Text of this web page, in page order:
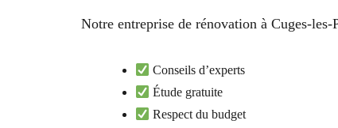
Notre entreprise de rénovation à Cuges-
Conseils d’experts
Étude gratuite
Respect du budget